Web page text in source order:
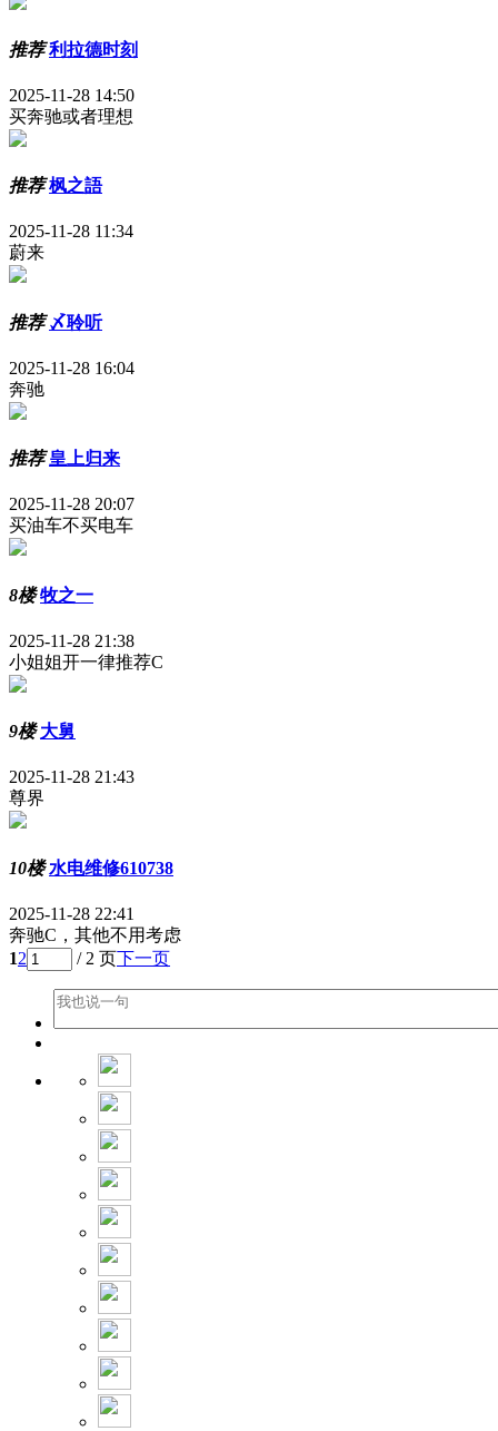
推荐利拉德时刻
2025-11-28 14:50
买奔驰或者理想
推荐枫之語
2025-11-28 11:34
蔚来
推荐〆聆听
2025-11-28 16:04
奔驰
推荐皇上归来
2025-11-28 20:07
买油车不买电车
8楼 牧之一
2025-11-28 21:38
小姐姐开一律推荐C
9楼 大舅
2025-11-28 21:43
尊界
10楼 水电维修610738
2025-11-28 22:41
奔驰C，其他不用考虑
12 / 2 页下一页